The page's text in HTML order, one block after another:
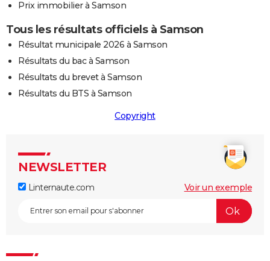
Prix immobilier à Samson
Tous les résultats officiels à Samson
Résultat municipale 2026 à Samson
Résultats du bac à Samson
Résultats du brevet à Samson
Résultats du BTS à Samson
Copyright
NEWSLETTER
Linternaute.com Voir un exemple